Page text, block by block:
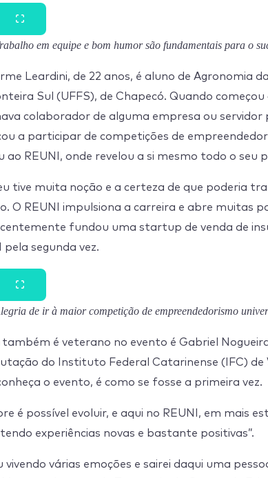
em equipe e bom humor são fundamentais para o
Leardini, de 22 anos, é aluno de Agronomia
Sul (UFFS), de Chapecó. Quando começou
colaborador de alguma empresa ou servidor
a participar de competições de
ao REUNI, onde revelou a si mesmo todo o seu
tive muita noção e a certeza de que poderia
O REUNI impulsiona a carreira e abre muitas
fundou uma startup de venda de
pela segunda vez.
de ir à maior competição de empreendedorismo
é veterano no evento é Gabriel
do Instituto Federal Catarinense (IFC) de
o evento, é como se fosse a primeira vez.
é possível evoluir, e aqui no REUNI, em mais
experiências novas e bastante positivas”.
vivendo várias emoções e sairei daqui uma